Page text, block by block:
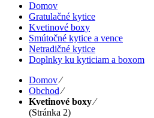
Domov
Gratulačné kytice
Kvetinové boxy
Smútočné kytice a vence
Netradičné kytice
Doplnky ku kyticiam a boxom
Domov⁄
Obchod ⁄
Kvetinové boxy⁄
(Stránka 2)